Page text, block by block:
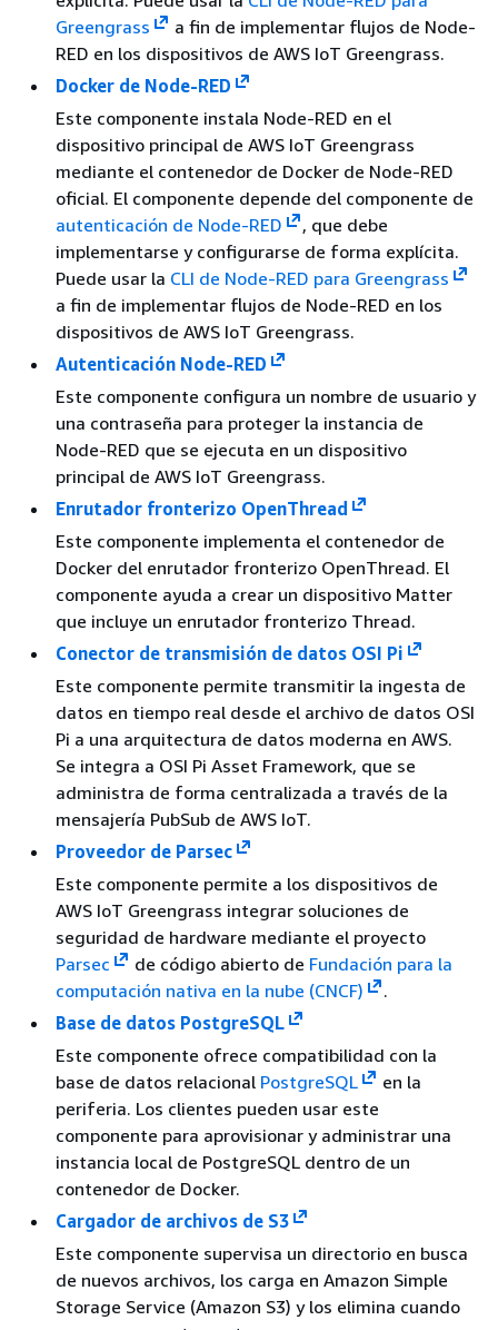
Greengrass
a fin de implementar flujos de Node-
RED en los dispositivos de AWS IoT Greengrass.
Docker de Node-RED
Este componente instala Node-RED en el
dispositivo principal de AWS IoT Greengrass
mediante el contenedor de Docker de Node-RED
oficial. El componente depende del componente de
autenticación de Node-RED
, que debe
implementarse y configurarse de forma explícita.
Puede usar la CLI de Node-RED para Greengrass
a fin de implementar flujos de Node-RED en los
dispositivos de AWS IoT Greengrass.
Autenticación Node-RED
Este componente configura un nombre de usuario y
una contraseña para proteger la instancia de
Node-RED que se ejecuta en un dispositivo
principal de AWS IoT Greengrass.
Enrutador fronterizo OpenThread
Este componente implementa el contenedor de
Docker del enrutador fronterizo OpenThread. El
componente ayuda a crear un dispositivo Matter
que incluye un enrutador fronterizo Thread.
Conector de transmisión de datos OSI Pi
Este componente permite transmitir la ingesta de
datos en tiempo real desde el archivo de datos OSI
Pi a una arquitectura de datos moderna en AWS.
Se integra a OSI Pi Asset Framework, que se
administra de forma centralizada a través de la
mensajería PubSub de AWS IoT.
Proveedor de Parsec
Este componente permite a los dispositivos de
AWS IoT Greengrass integrar soluciones de
seguridad de hardware mediante el proyecto
Parsec
de código abierto de Fundación para la
computación nativa en la nube (CNCF)
.
Base de datos PostgreSQL
Este componente ofrece compatibilidad con la
base de datos relacional PostgreSQL
en la
periferia. Los clientes pueden usar este
componente para aprovisionar y administrar una
instancia local de PostgreSQL dentro de un
contenedor de Docker.
Cargador de archivos de S3
Este componente supervisa un directorio en busca
de nuevos archivos, los carga en Amazon Simple
Storage Service (Amazon S3) y los elimina cuando